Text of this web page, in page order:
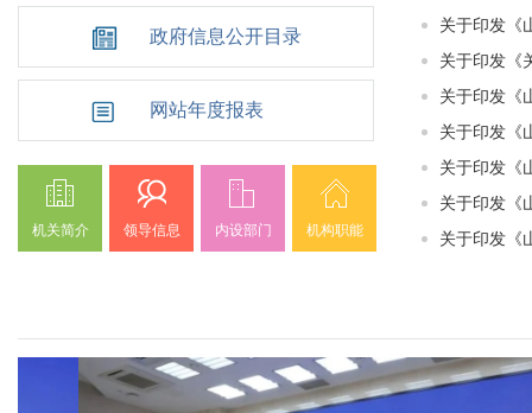
政府信息公开目录
网站年度报表
机关简介 领导信息 内设部门 机构职能
关于印发《
关于印发《
关于印发《
关于印发《
关于印发《
关于印发《
关于印发《